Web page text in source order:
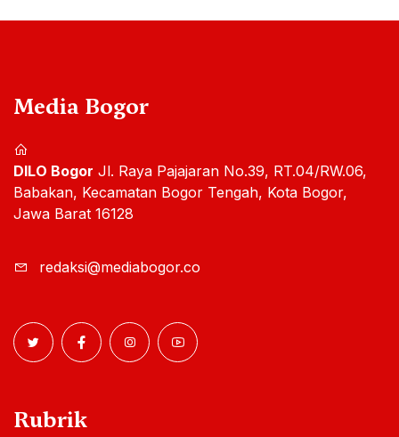
Media Bogor
DILO Bogor Jl. Raya Pajajaran No.39, RT.04/RW.06,
Babakan, Kecamatan Bogor Tengah, Kota Bogor,
Jawa Barat 16128
redaksi@mediabogor.co
Rubrik